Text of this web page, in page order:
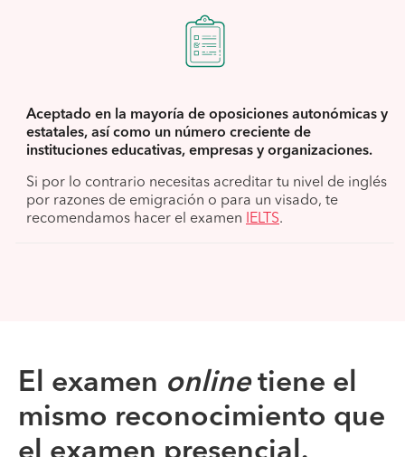
Aceptado en la mayoría de oposiciones autonómicas y
estatales, así como un número creciente de
instituciones educativas, empresas y organizaciones.
Si por lo contrario necesitas acreditar tu nivel de inglés
por razones de emigración o para un visado, te
recomendamos hacer el examen
IELTS.
El examen onlinetiene el
mismo reconocimiento que